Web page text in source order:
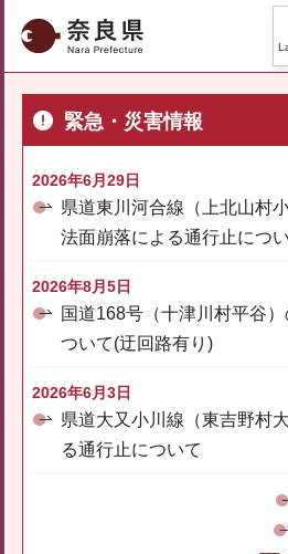
奈良県
緊急・災害情報
2026年6月29日
県道東川河合線（上北山村
法面崩落による通行止につ
2026年8月5日
国道168号（十津川村平谷
ついて(迂回路有り)
2026年6月3日
県道大又小川線（東吉野村
る通行止について